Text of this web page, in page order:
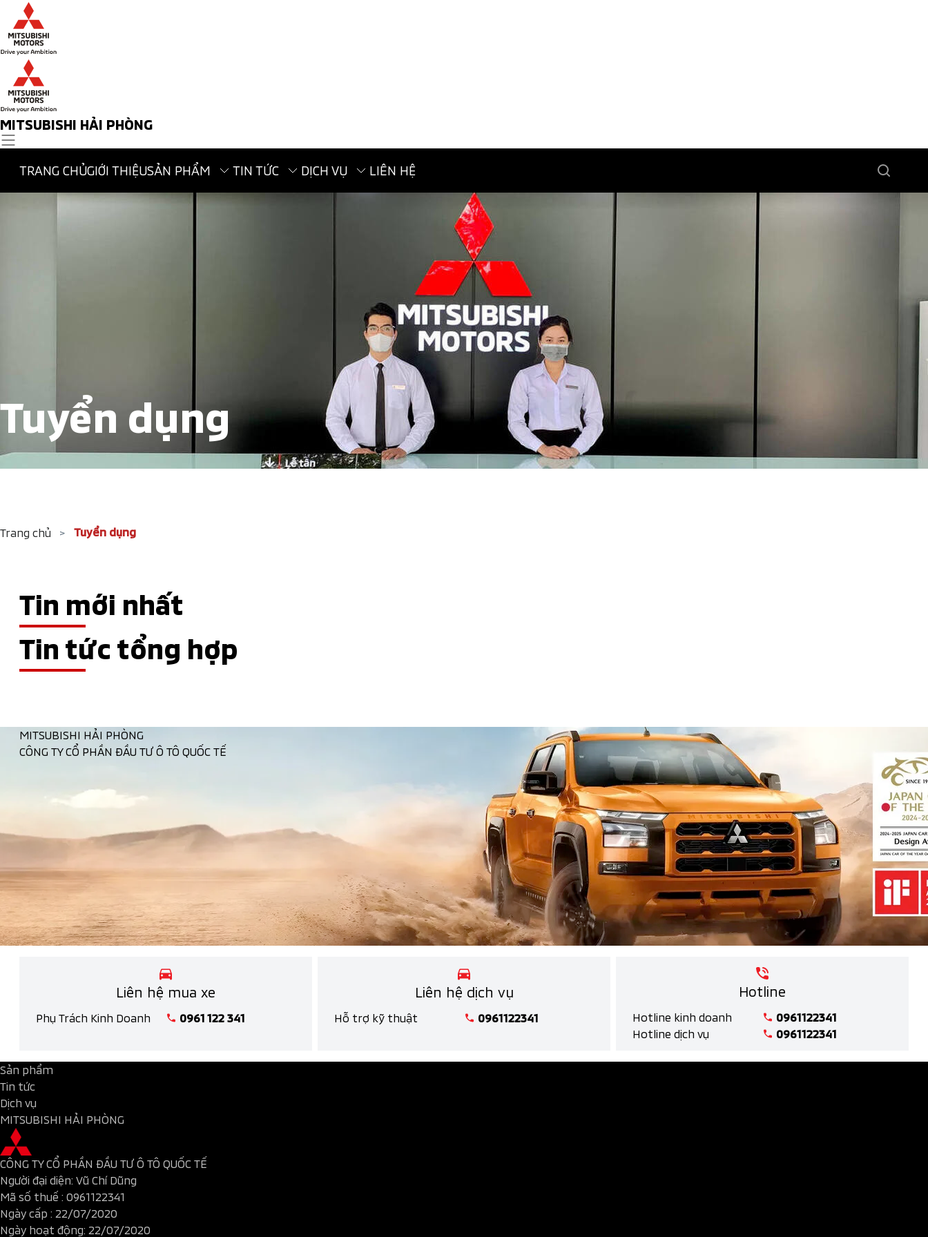
MITSUBISHI HẢI PHÒNG
TRANG CHỦGIỚI THIỆUSẢN PHẨM TIN TỨC DỊCH VỤ LIÊN HỆ
Tuyển dụng
Trang chủ > Tuyển dụng
Tin mới nhất
Tin tức tổng hợp
MITSUBISHI HẢI PHÒNG
CÔNG TY CỔ PHẦN ĐẦU TƯ Ô TÔ QUỐC TẾ
Liên hệ mua xe
Phụ Trách Kinh Doanh 0961 122 341
Liên hệ dịch vụ
Hỗ trợ kỹ thuật 0961122341
Hotline
Hotline kinh doanh
Hotline dịch vụ
0961122341
0961122341
Sản phẩm
Tin tức
Dịch vụ
MITSUBISHI HẢI PHÒNG
CÔNG TY CỔ PHẦN ĐẦU TƯ Ô TÔ QUỐC TẾ
Người đại diện: Vũ Chí Dũng
Mã số thuế : 0961122341
Ngày cấp : 22/07/2020
Ngày hoạt động: 22/07/2020